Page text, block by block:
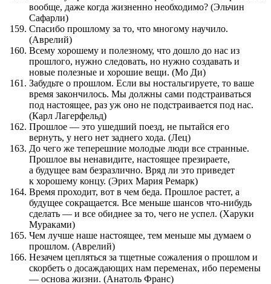
вообще, даже когда жизненно необходимо? (Эльчин
Сафарли)
Спасибо прошлому за то, что многому научило.
(Аврелий)
Всему хорошему и полезному, что дошло до нас из
прошлого, нужно следовать, но нужно создавать и
новые полезные и хорошие вещи. (Мо Ди)
Забудьте о прошлом. Если вы ностальгируете, то ваше
время закончилось. Мы должны сами подстраиваться
под настоящее, раз уж оно не подстраивается под нас.
(Карл Лагерфельд)
Прошлое — это ушедший поезд, не пытайся его
вернуть, у него нет заднего хода. (Лец)
До чего же теперешние молодые люди все странные.
Прошлое вы ненавидите, настоящее презираете,
а будущее вам безразлично. Вряд ли это приведет
к хорошему концу. (Эрих Мария Ремарк)
Время проходит, вот в чем беда. Прошлое растет, а
будущее сокращается. Все меньше шансов что-нибудь
сделать — и все обиднее за то, чего не успел. (Харуки
Мураками)
Чем лучше наше настоящее, тем меньше мы думаем о
прошлом. (Аврелий)
Незачем цепляться за тщетные сожаления о прошлом и
скорбеть о досаждающих нам переменах, ибо перемены
— основа жизни. (Анатоль Франс)